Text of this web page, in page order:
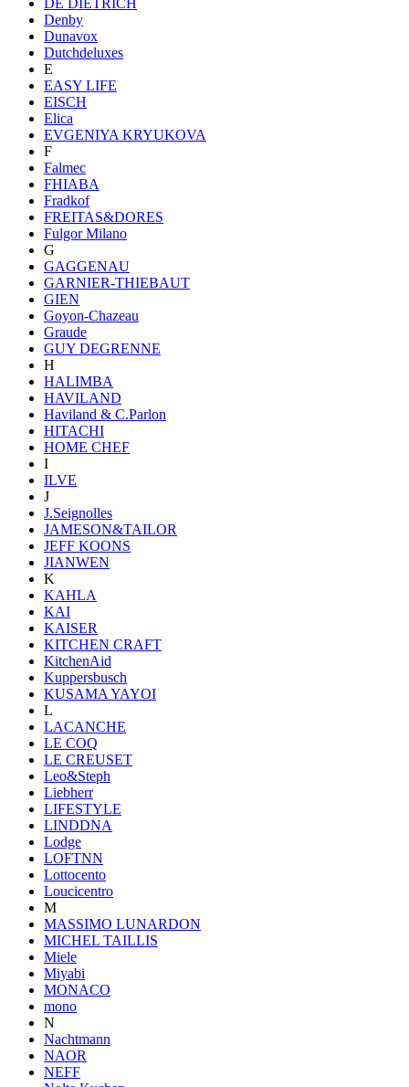
Denby
Dunavox
Dutchdeluxes
E
EASY LIFE
EISCH
Elica
EVGENIYA KRYUKOVA
F
Falmec
FHIABA
Fradkof
FREITAS&DORES
Fulgor Milano
G
GAGGENAU
GARNIER-THIEBAUT
GIEN
Goyon-Chazeau
Graude
GUY DEGRENNE
H
HALIMBA
HAVILAND
Haviland & C.Parlon
HITACHI
HOME CHEF
I
ILVE
J
J.Seignolles
JAMESON&TAILOR
JEFF KOONS
JIANWEN
K
KAHLA
KAI
KAISER
KITCHEN CRAFT
KitchenAid
Kuppersbusch
KUSAMA YAYOI
L
LACANCHE
LE COQ
LE CREUSET
Leo&Steph
Liebherr
LIFESTYLE
LINDDNA
Lodge
LOFTNN
Lottocento
Loucicentro
M
MASSIMO LUNARDON
MICHEL TAILLIS
Miele
Miyabi
MONACO
mono
N
Nachtmann
NAOR
NEFF